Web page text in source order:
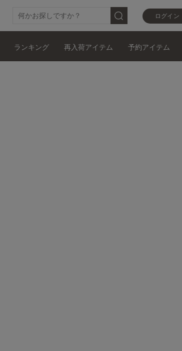
ログイン
ランキング 再入荷アイテム 予約アイテム